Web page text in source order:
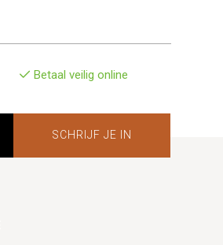
Betaal veilig online
SCHRIJF JE IN